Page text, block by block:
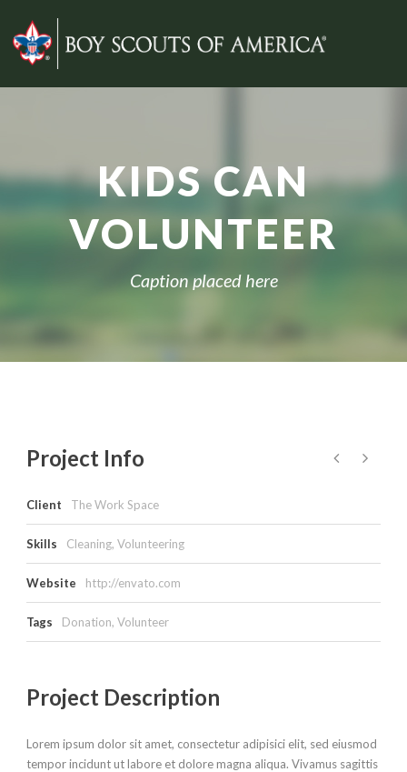
KIDS CAN
VOLUNTEER
Caption placed here
Project Info
Client The Work Space
Skills Cleaning, Volunteering
Website http://envato.com
Tags Donation, Volunteer
Project Description
Lorem ipsum dolor sit amet, consectetur adipisici elit, sed eiusmod
tempor incidunt ut labore et dolore magna aliqua. Vivamus sagittis